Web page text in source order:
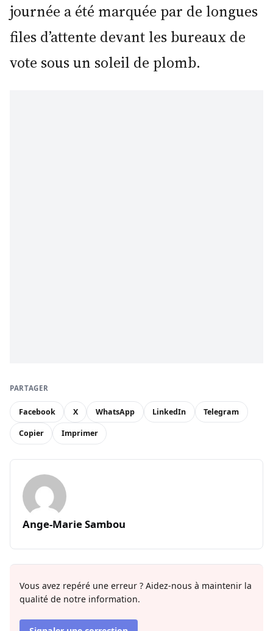
journée a été marquée par de longues
files d’attente devant les bureaux de
vote sous un soleil de plomb.
PARTAGER
Facebook X WhatsApp LinkedIn Telegram
Copier Imprimer
Ange-Marie Sambou
Vous avez repéré une erreur ? Aidez-nous à maintenir la
qualité de notre information.